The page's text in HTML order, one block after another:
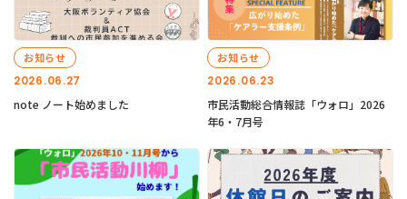
2026.06.27
お知らせ
note ノート始めました
2026.06.23
お知らせ
市民活動総合情報誌「ウォロ」2026
年6・7月号